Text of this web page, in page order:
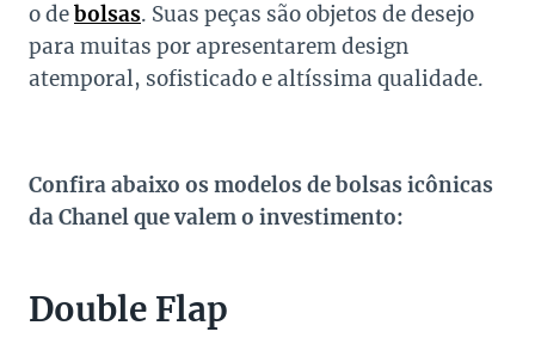
o debolsas. Suas peças são objetos de desejo
para muitas por apresentarem design
atemporal, sofisticado e altíssima qualidade.
Confira abaixo os modelos de bolsas icônicas
da Chanel que valem o investimento:
Double Flap